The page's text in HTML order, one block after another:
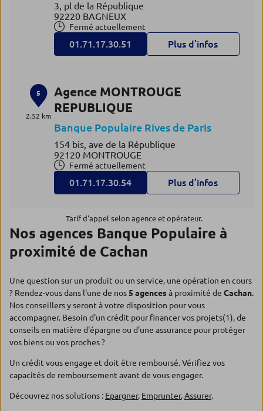
3, pl de la République
92220 BAGNEUX
Fermé actuellement
01.71.17.30.51 Plus d’infos
5
2.52 km
Agence MONTROUGE
REPUBLIQUE
Banque Populaire Rives de Paris
154 bis, ave de la République
92120 MONTROUGE
Fermé actuellement
01.71.17.30.54 Plus d’infos
Tarif d'appel selon agence et opérateur.
Nos agences Banque Populaire à
proximité de Cachan
Une question sur un produit ou un service, une opération en cours
? Rendez-vous dans l'une de nos5 agencesà proximité de Cachan.
Nos conseillers y seront à votre disposition pour vous
accompagner. Besoin d'un crédit pour financer vos projets(1), de
conseils en matière d'épargne ou d'une assurance pour protéger
vos biens ou vos proches ?
Un crédit vous engage et doit être remboursé. Vérifiez vos
capacités de remboursement avant de vous engager.
Découvrez nos solutions : Epargner, Emprunter,Assurer.